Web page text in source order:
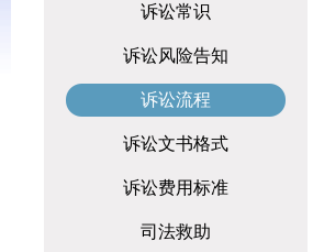
诉讼常识
诉讼风险告知
诉讼流程
诉讼文书格式
诉讼费用标准
司法救助